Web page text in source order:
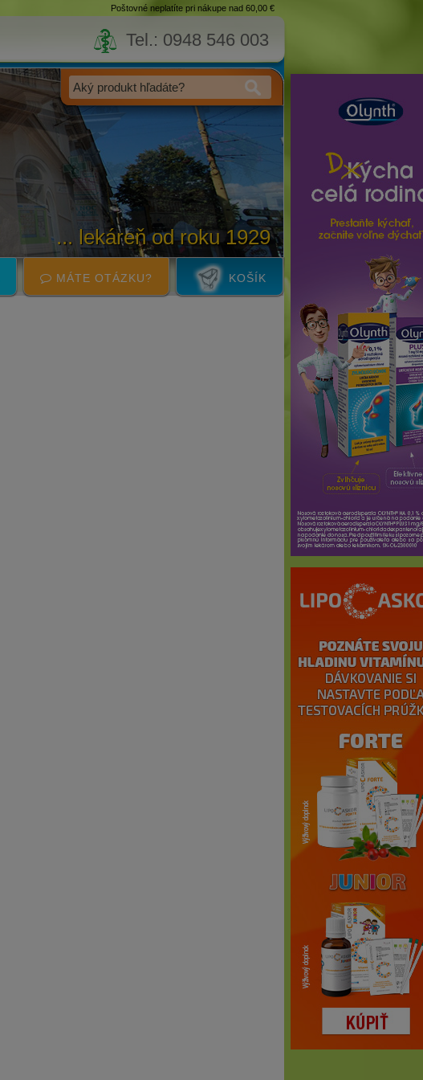
KOŠÍK
MÁTE OTÁZKU?
Poštovné neplatíte pri nákupe nad 60,00 €
Tel.: 0948 546 003
... lekáreň od roku 1929